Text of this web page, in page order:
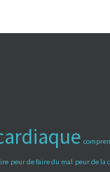
peur de faire du mal peur de la